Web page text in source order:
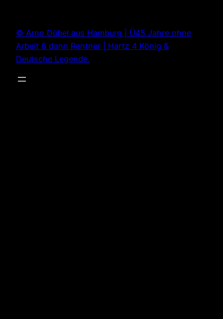
springen
© Arno Dübel aus Hamburg | Ü45 Jahre ohne
Arbeit & dann Rentner | Hartz 4 König &
Deutsche Legende.